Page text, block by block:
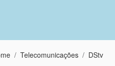
Telecomunicações DStv